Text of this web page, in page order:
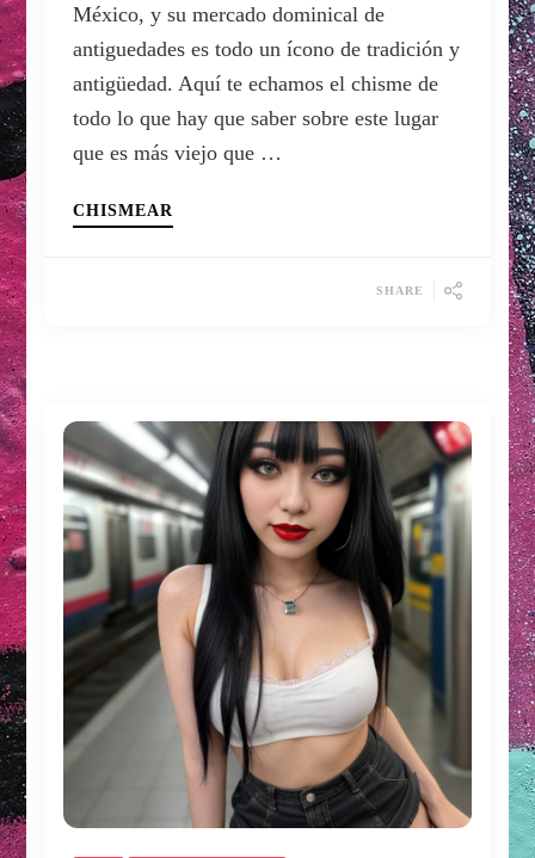
México, y su mercado dominical de
antiguedades es todo un ícono de tradición y
antigüedad. Aquí te echamos el chisme de
todo lo que hay que saber sobre este lugar
que es más viejo que …
CHISMEAR
SHARE